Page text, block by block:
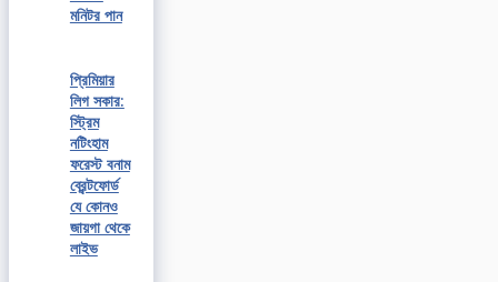
মনিটর পান
প্রিমিয়ার
লিগ সকার:
স্ট্রিম
নটিংহাম
ফরেস্ট বনাম
ব্রেন্টফোর্ড
যে কোনও
জায়গা থেকে
লাইভ